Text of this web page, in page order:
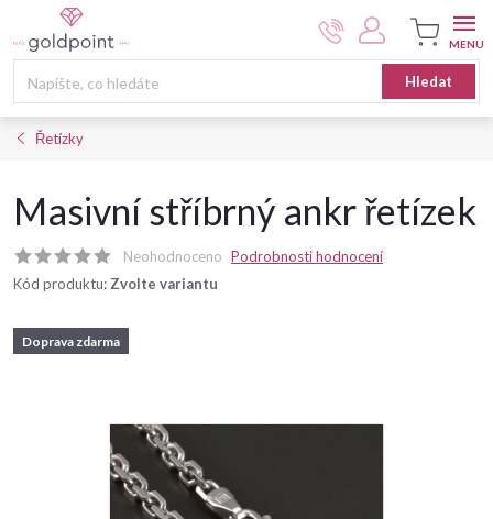
na
Hledat
Nákupní
košík
Řetízky
Masivní stříbrný ankr řetízek
Neohodnoceno Podrobnosti hodnocení
Kód produktu: Zvolte variantu
Doprava zdarma